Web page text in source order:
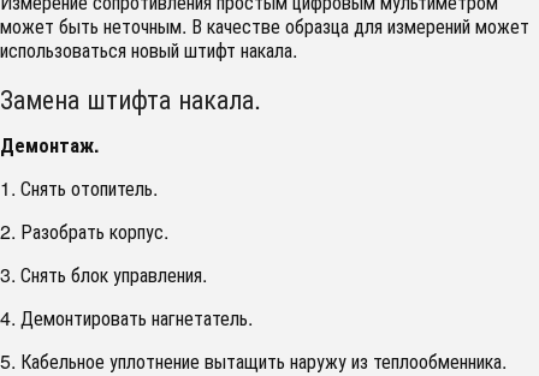
может быть неточным. В качестве образца для измерений может
использоваться новый штифт накала.
Замена штифта накала.
Демонтаж.
1. Снять отопитель.
2. Разобрать корпус.
3. Снять блок управления.
4. Демонтировать нагнетатель.
5. Кабельное уплотнение вытащить наружу из теплообменника.